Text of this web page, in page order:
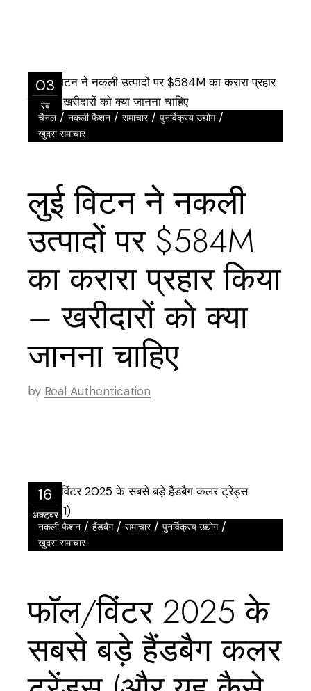
03
रब
चैनल/नकली फैशन /समाचार/पुनर्विक्रय उद्योग/
खुदरा समाचार
लुई विटन ने नकली
उत्पादों पर $584M
का करारा प्रहार किया
– खरीदारों को क्या
जानना चाहिए
by Real Authentication
16
अक्टूबर
नकली फैशन /हैंडबैग/समाचार/पुनर्विक्रय उद्योग/
खुदरा समाचार
फॉल/विंटर 2025 के
सबसे बड़े हैंडबैग कलर